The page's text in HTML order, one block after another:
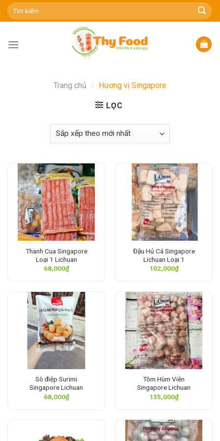
Skip
Tìm
kiếm:
Trang chủ / Hương vị Singapore
LỌC
Thanh Cua Singapore
Loại 1 Lichuan
68,000₫
Đậu Hủ Cá Singapore
Lichuan Loại 1
102,000₫
Sò điệp Surimi
Singapore Lichuan
68,000₫
Tôm Hùm Viên
Singapore Lichuan
135,000₫